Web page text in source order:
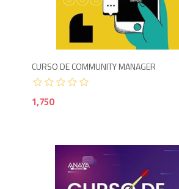
CURSO DE COMMUNITY MANAGER
1,750